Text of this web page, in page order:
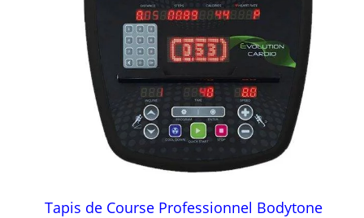
Tapis de Course Professionnel Bodytone